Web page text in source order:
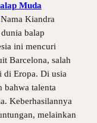
Muda
Nama Kiandra
balap
ini mencuri
Barcelona, salah
di Eropa. Di usia
bahwa talenta
Keberhasilannya
melainkan